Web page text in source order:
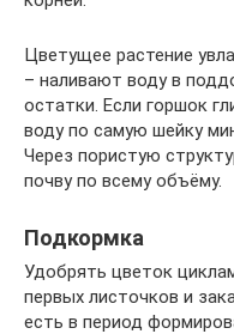
Цветущее растение
– наливают воду в
остатки. Если горшок
воду по самую шейку
Через пористую
почву по всему объёму.
Подкормка
Удобрять цветок
первых листочков и
есть в период